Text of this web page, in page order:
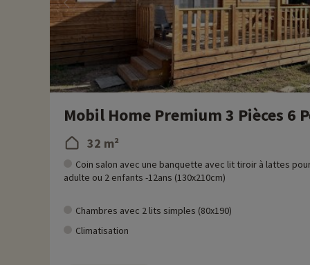
Mobil Home Premium 3 Pièces 6
32 m²
Coin salon avec une banquette avec lit tiroir à lattes
adulte ou 2 enfants -12ans (130x210cm)
Chambres avec 2 lits simples (80x190)
Climatisation